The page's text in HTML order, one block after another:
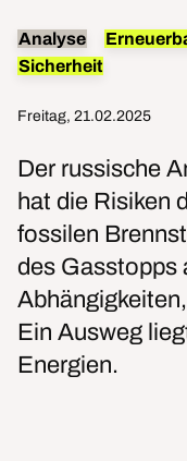
Analyse
Sicherheit
Freitag, 21.02.2025
Der russische
hat die Risiken
fossilen
des Gasstopps
Ein Ausweg
Energien.